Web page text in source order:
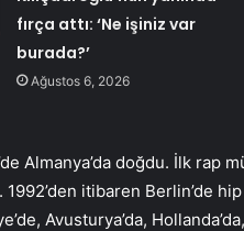
fırça attı: ‘Ne işiniz var
burada?’
Ağustos 6, 2026
Almanya’da doğdu. İlk rap
itibaren Berlin’de
Avusturya’da,